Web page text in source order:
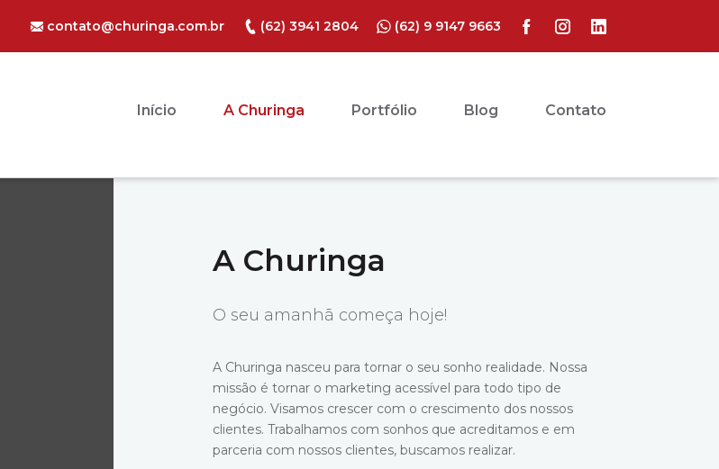
contato@churinga.com.br (62) 3941 2804 (62) 9 9147 9663
Início A Churinga Portfólio Blog Contato
A Churinga
O seu amanhã começa hoje!
A Churinga nasceu para tornar o seu sonho realidade. Nossa
missão é tornar o marketing acessível para todo tipo de
negócio. Visamos crescer com o crescimento dos nossos
clientes. Trabalhamos com sonhos que acreditamos e em
parceria com nossos clientes, buscamos realizar.